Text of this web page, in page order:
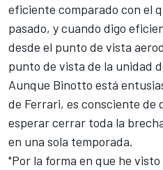
eficiente comparado con el
pasado, y cuando digo
desde el punto de vista
punto de vista de la unidad
Aunque Binotto está
de Ferrari, es consciente de
esperar cerrar toda la
en una sola temporada.
"Por la forma en que he